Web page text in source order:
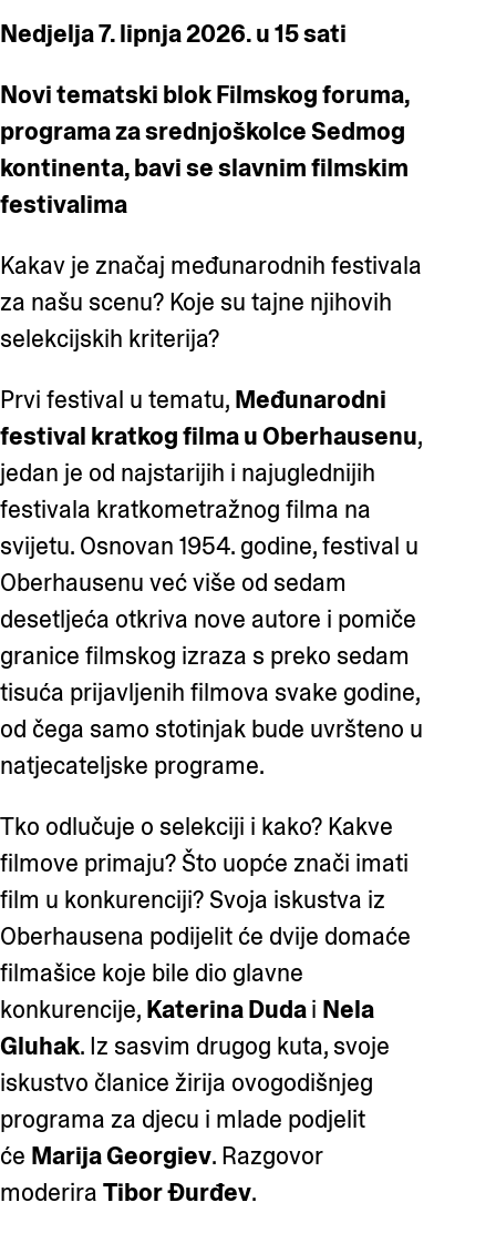
Nedjelja 7. lipnja 2026. u 15 sati
Novi tematski blok Filmskog foruma,
programa za srednjoškolce Sedmog
kontinenta, bavi se slavnim filmskim
festivalima
Kakav je značaj međunarodnih festivala
za našu scenu? Koje su tajne njihovih
selekcijskih kriterija?
Prvi festival u tematu, Međunarodni
festival kratkog filma u Oberhausenu,
jedan je od najstarijih i najuglednijih
festivala kratkometražnog filma na
svijetu. Osnovan 1954. godine, festival u
Oberhausenu već više od sedam
desetljeća otkriva nove autore i pomiče
granice filmskog izraza s preko sedam
tisuća prijavljenih filmova svake godine,
od čega samo stotinjak bude uvršteno u
natjecateljske programe.
Tko odlučuje o selekciji i kako? Kakve
filmove primaju? Što uopće znači imati
film u konkurenciji? Svoja iskustva iz
Oberhausena podijelit će dvije domaće
filmašice koje bile dio glavne
konkurencije, Katerina Dudai Nela
Gluhak. Iz sasvim drugog kuta, svoje
iskustvo članice žirija ovogodišnjeg
programa za djecu i mlade podjelit
će Marija Georgiev. Razgovor
moderira Tibor Đurđev.